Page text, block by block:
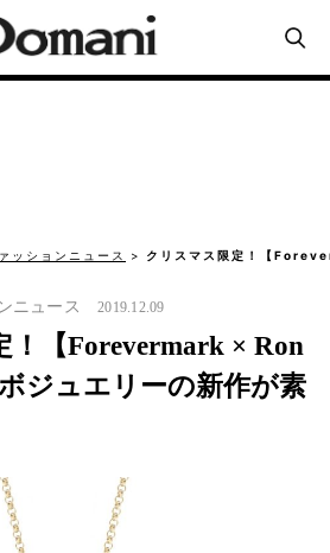
ッションニュース クリスマス限定！【
ニュース 2019.12.09
！【Forevermark × Ron
ジュエリーの新作が素